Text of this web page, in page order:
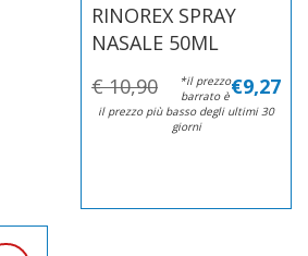
RINOREX SPRAY
NASALE 50ML
€ 10,90 €9,27
*il prezzo
barrato è
il prezzo più basso degli ultimi 30
giorni